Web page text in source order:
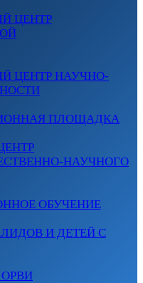
ЦЕНТР
ЦЕНТР НАУЧНО-
ПЛОЩАДКА
НАУЧНОГО
ОБУЧЕНИЕ
И ДЕТЕЙ С
ОРВИ